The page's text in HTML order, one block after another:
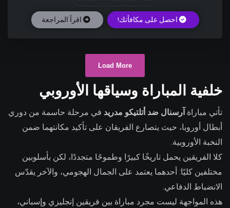
احصل على مكافأتك! اقرأ المراجعة
Load More
خلفية المباراة وسياقها الأوروبي
تأتي مباراة آرسنال ضد أتلتيكو مدريد في مرحلة حاسمة من دوري
أبطال أوروبا، حيث يتصارع الفريقان على تأكيد مكانتهما ضمن
النخبة الأوروبية.
كلا الفريقين يحمل تاريخًا كبيرًا وطموحًا متجددًا، لكن بأسلوبين
مختلفين كليًا: أحدهما يعتمد على الجمال الهجومي، والآخر يقدّس
الانضباط الدفاعي.
هذه المواجهة ليست مجرد مباراة بين فريقين إنجليزي وإسباني،